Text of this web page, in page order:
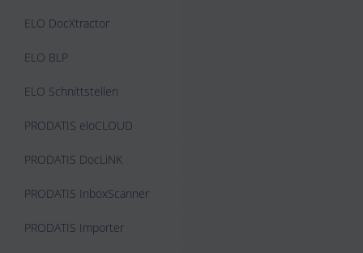
ELO DocXtractor
ELO BLP
ELO Schnittstellen
PRODATIS eloCLOUD
PRODATIS DocLiNK
PRODATIS InboxScanner
PRODATIS Importer